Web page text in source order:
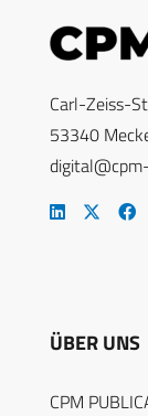
Carl-Zeiss-
53340
ÜBER UNS
CPM